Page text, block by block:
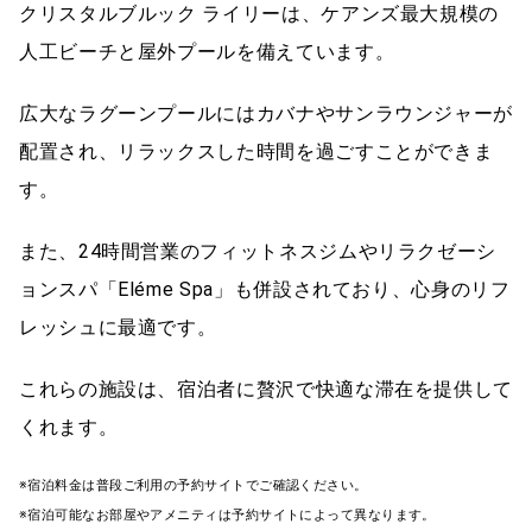
クリスタルブルック ライリーは、ケアンズ最大規模の
人工ビーチと屋外プールを備えています。
広大なラグーンプールにはカバナやサンラウンジャーが
配置され、リラックスした時間を過ごすことができま
す。
また、24時間営業のフィットネスジムやリラクゼーシ
ョンスパ「Eléme Spa」も併設されており、心身のリフ
レッシュに最適です。
これらの施設は、宿泊者に贅沢で快適な滞在を提供して
くれます。
※宿泊料金は普段ご利用の予約サイトでご確認ください。
※宿泊可能なお部屋やアメニティは予約サイトによって異なります。